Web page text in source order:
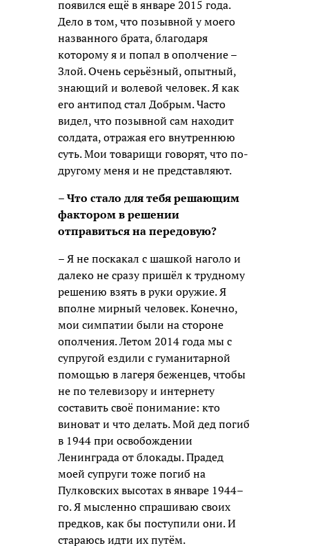
появился ещё в январе 2015 года.
Дело в том, что позывной у моего
названного брата, благодаря
которому я и попал в ополчение –
Злой. Очень серьёзный, опытный,
знающий и волевой человек. Я как
его антипод стал Добрым. Часто
видел, что позывной сам находит
солдата, отражая его внутреннюю
суть. Мои товарищи говорят, что по-
другому меня и не представляют.
– Что стало для тебя решающим
фактором в решении
отправиться на передовую?
– Я не поскакал с шашкой наголо и
далеко не сразу пришёл к трудному
решению взять в руки оружие. Я
вполне мирный человек. Конечно,
мои симпатии были на стороне
ополчения. Летом 2014 года мы с
супругой ездили с гуманитарной
помощью в лагеря беженцев, чтобы
не по телевизору и интернету
составить своё понимание: кто
виноват и что делать. Мой дед погиб
в 1944 при освобождении
Ленинграда от блокады. Прадед
моей супруги тоже погиб на
Пулковских высотах в январе 1944–
го. Я мысленно спрашиваю своих
предков, как бы поступили они. И
стараюсь идти их путём.